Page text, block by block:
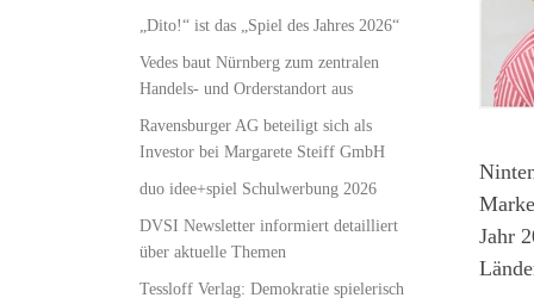
Jahr
„Dito!“ ist das „Spiel des Jahres 2026“
Vedes baut Nürnberg zum zentralen
Handels- und Orderstandort aus
Ravensburger AG beteiligt sich als
Investor bei Margarete Steiff GmbH
duo idee+spiel Schulwerbung 2026
DVSI Newsletter informiert detailliert
über aktuelle Themen
Tessloff Verlag: Demokratie spielerisch